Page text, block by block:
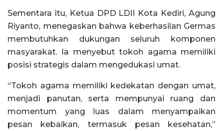
Sementara itu, Ketua DPD LDII Kota Kediri, Agung
Riyanto, menegaskan bahwa keberhasilan Germas
membutuhkan dukungan seluruh komponen
masyarakat. Ia menyebut tokoh agama memiliki
posisi strategis dalam mengedukasi umat.
“Tokoh agama memiliki kedekatan dengan umat,
menjadi panutan, serta mempunyai ruang dan
momentum yang luas dalam menyampaikan
pesan kebaikan, termasuk pesan kesehatan,”